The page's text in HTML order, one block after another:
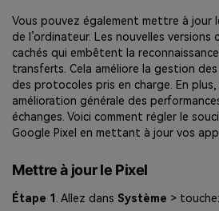
Vous pouvez également mettre à jour
de l’ordinateur. Les nouvelles
cachés qui embêtent la
transferts. Cela améliore la gestion
des protocoles pris en charge. En
amélioration générale des
échanges. Voici comment régler le
Google Pixel en mettant à jour vos
Mettre à jour le Pixel
Étape 1 . Allez dans Système >